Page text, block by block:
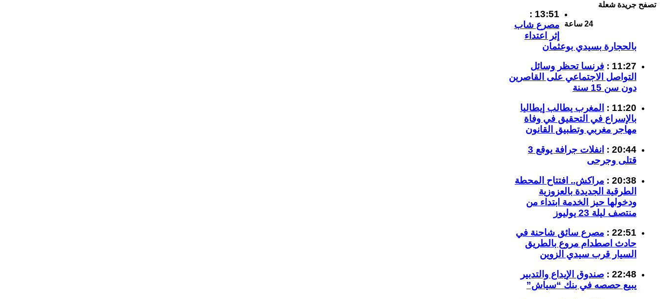
تصفح جريدة شعلة
24 ساعة
13:51 :
مصرع شاب
إثر اعتداء
بالحجارة بسيدي بوعثمان
11:27 :
فرنسا تحظر وسائل
التواصل الاجتماعي على القاصرين
دون سن 15 سنة
11:20 :
المغرب يطالب إيطاليا
بالإسراع في التحقيق في وفاة
مهاجر مغربي وتطبيق القانون
20:44 :
انفلات جرافة يوقع 3
قتلى وجرحى
20:38 :
مراكش.. افتتاح المحطة
الطرقية الجديدة بالعزوزية
ودخولها حيز الخدمة ابتداء من
منتصف ليلة 23 يوليوز
22:51 :
مصرع سائق شاحنة في
حادث اصطدام مروع بالطريق
السيار قرب سيدي الزوين
22:48 :
صندوق الإيداع والتدبير
يبيع حصصه في بنك “سياش”